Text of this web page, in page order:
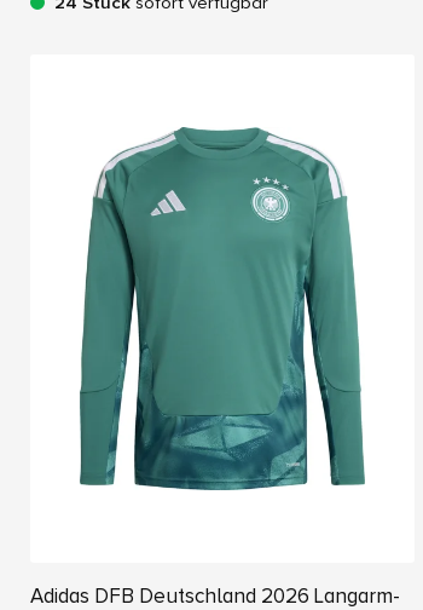
Adidas DFB Deutschland 2026 Langarm-